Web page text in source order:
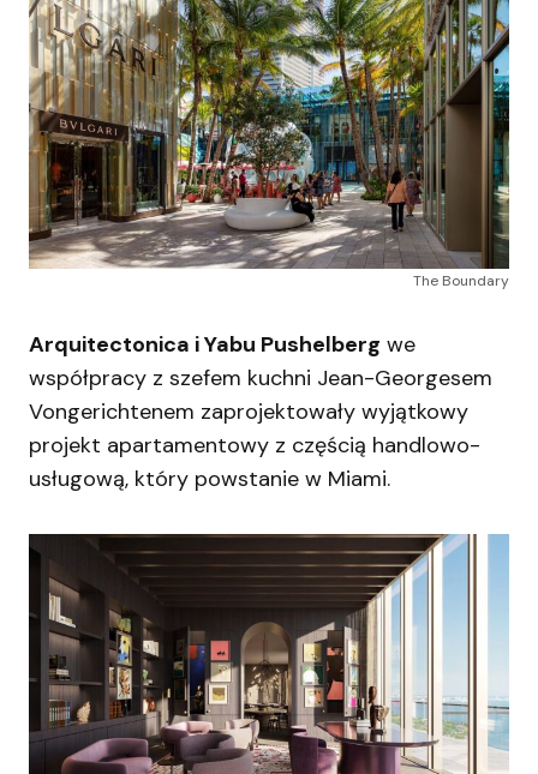
The Boundary
Arquitectonica i Yabu Pushelberg we
współpracy z szefem kuchni Jean-Georgesem
Vongerichtenem zaprojektowały wyjątkowy
projekt apartamentowy z częścią handlowo-
usługową, który powstanie w Miami.